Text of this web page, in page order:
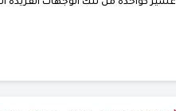
عسير كواحدة من تلك الوجهات الفريدة